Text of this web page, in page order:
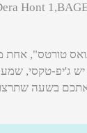
טורטס", אחת
ג'יפ-טקסי,
אתכם בשעה